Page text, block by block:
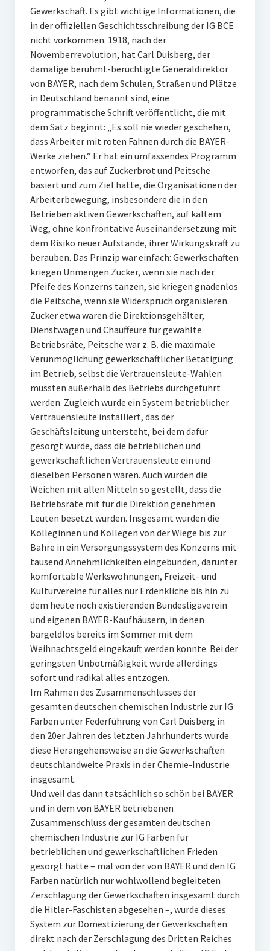
Gewerkschaft. Es gibt wichtige Informationen, die
in der offiziellen Geschichtsschreibung der IG BCE
nicht vorkommen. 1918, nach der
Novemberrevolution, hat Carl Duisberg, der
damalige berühmt-berüchtigte Generaldirektor
von BAYER, nach dem Schulen, Straßen und Plätze
in Deutschland benannt sind, eine
programmatische Schrift veröffentlicht, die mit
dem Satz beginnt: „Es soll nie wieder geschehen,
dass Arbeiter mit roten Fahnen durch die BAYER-
Werke ziehen.“ Er hat ein umfassendes Programm
entworfen, das auf Zuckerbrot und Peitsche
basiert und zum Ziel hatte, die Organisationen der
Arbeiterbewegung, insbesondere die in den
Betrieben aktiven Gewerkschaften, auf kaltem
Weg, ohne konfrontative Auseinandersetzung mit
dem Risiko neuer Aufstände, ihrer Wirkungskraft zu
berauben. Das Prinzip war einfach: Gewerkschaften
kriegen Unmengen Zucker, wenn sie nach der
Pfeife des Konzerns tanzen, sie kriegen gnadenlos
die Peitsche, wenn sie Widerspruch organisieren.
Zucker etwa waren die Direktionsgehälter,
Dienstwagen und Chauffeure für gewählte
Betriebsräte, Peitsche war z. B. die maximale
Verunmöglichung gewerkschaftlicher Betätigung
im Betrieb, selbst die Vertrauensleute-Wahlen
mussten außerhalb des Betriebs durchgeführt
werden. Zugleich wurde ein System betrieblicher
Vertrauensleute installiert, das der
Geschäftsleitung untersteht, bei dem dafür
gesorgt wurde, dass die betrieblichen und
gewerkschaftlichen Vertrauensleute ein und
dieselben Personen waren. Auch wurden die
Weichen mit allen Mitteln so gestellt, dass die
Betriebsräte mit für die Direktion genehmen
Leuten besetzt wurden. Insgesamt wurden die
Kolleginnen und Kollegen von der Wiege bis zur
Bahre in ein Versorgungssystem des Konzerns mit
tausend Annehmlichkeiten eingebunden, darunter
komfortable Werkswohnungen, Freizeit- und
Kulturvereine für alles nur Erdenkliche bis hin zu
dem heute noch existierenden Bundesligaverein
und eigenen BAYER-Kaufhäusern, in denen
bargeldlos bereits im Sommer mit dem
Weihnachtsgeld eingekauft werden konnte. Bei der
geringsten Unbotmäßigkeit wurde allerdings
sofort und radikal alles entzogen.
Im Rahmen des Zusammenschlusses der
gesamten deutschen chemischen Industrie zur IG
Farben unter Federführung von Carl Duisberg in
den 20er Jahren des letzten Jahrhunderts wurde
diese Herangehensweise an die Gewerkschaften
deutschlandweite Praxis in der Chemie-Industrie
insgesamt.
Und weil das dann tatsächlich so schön bei BAYER
und in dem von BAYER betriebenen
Zusammenschluss der gesamten deutschen
chemischen Industrie zur IG Farben für
betrieblichen und gewerkschaftlichen Frieden
gesorgt hatte – mal von der von BAYER und den IG
Farben natürlich nur wohlwollend begleiteten
Zerschlagung der Gewerkschaften insgesamt durch
die Hitler-Faschisten abgesehen –, wurde dieses
System zur Domestizierung der Gewerkschaften
direkt nach der Zerschlagung des Dritten Reiches